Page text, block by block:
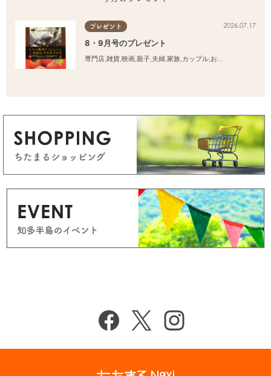
プレゼント 2026.07.17
8・9月号のプレゼント
専門店,雑貨,映画,親子,夫婦,家族,カップル,おひとりさま